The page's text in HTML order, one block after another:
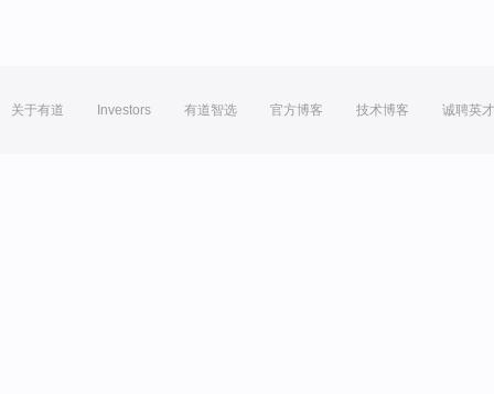
关于有道 Investors 有道智选 官方博客 技术博客 诚聘英才